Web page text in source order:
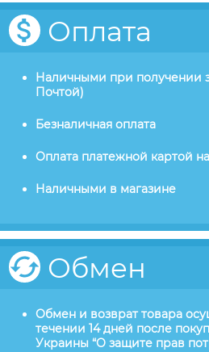
Оплата
Наличными при получении
Почтой)
Безналичная оплата
Оплата платежной картой
Наличными в магазине
Обмен
Обмен и возврат товара
течении 14 дней после
Украины “О защите прав